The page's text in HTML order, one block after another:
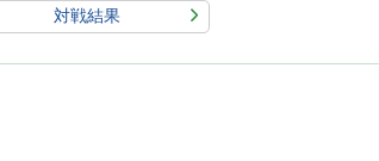
対戦結果